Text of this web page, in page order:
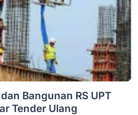
Bangunan RS UPT
Tender Ulang